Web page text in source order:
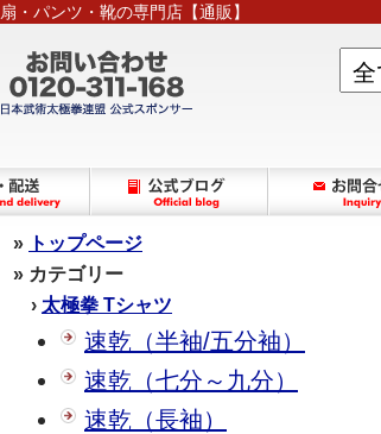
・パンツ・靴の専門店【通販】
»
トップページ
» カテゴリー
› 太極拳 Tシャツ
速乾（半袖/五分袖）
速乾（七分～九分）
速乾（長袖）